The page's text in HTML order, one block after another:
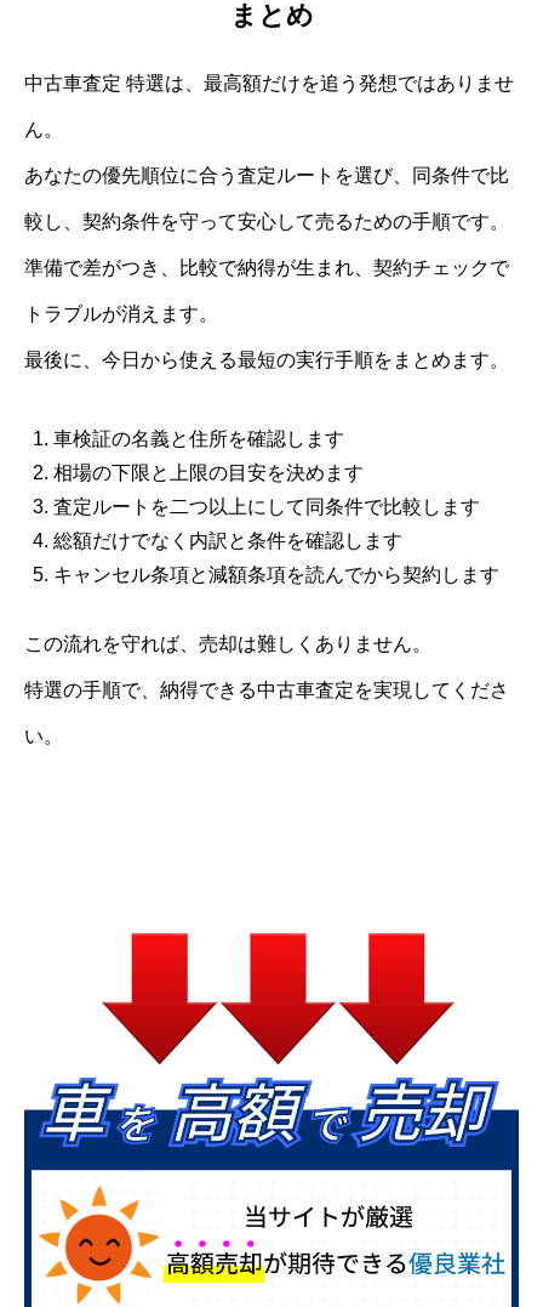
まとめ
中古車査定 特選は、最高額だけを追う発想ではありませ
ん。
あなたの優先順位に合う査定ルートを選び、同条件で比
較し、契約条件を守って安心して売るための手順です。
準備で差がつき、比較で納得が生まれ、契約チェックで
トラブルが消えます。
最後に、今日から使える最短の実行手順をまとめます。
車検証の名義と住所を確認します
相場の下限と上限の目安を決めます
査定ルートを二つ以上にして同条件で比較します
総額だけでなく内訳と条件を確認します
キャンセル条項と減額条項を読んでから契約します
この流れを守れば、売却は難しくありません。
特選の手順で、納得できる中古車査定を実現してくださ
い。